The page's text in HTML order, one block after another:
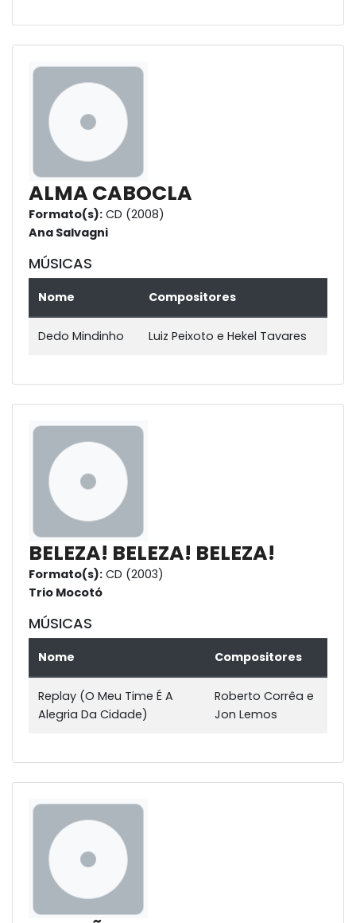
ALMA CABOCLA
Formato(s): CD (2008)
Ana Salvagni
MÚSICAS
Nome Compositores
Dedo Mindinho Luiz Peixoto e Hekel Tavares
BELEZA! BELEZA! BELEZA!
Formato(s): CD (2003)
Trio Mocotó
MÚSICAS
Nome Compositores
Replay (O Meu Time É A
Alegria Da Cidade)
Roberto Corrêa e
Jon Lemos